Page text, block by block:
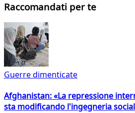
Raccomandati per te
Guerre dimenticate
Afghanistan: «La repressione
sta modificando l'ingegneria